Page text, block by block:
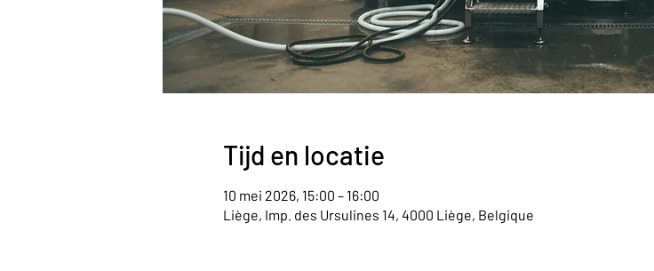
Tijd en locatie
10 mei 2026, 15:00 – 16:00
Liège, Imp. des Ursulines 14, 4000 Liège, Belgique